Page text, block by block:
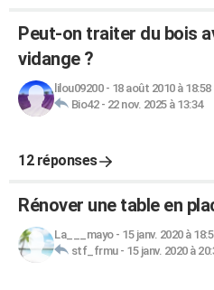
Peut-on traiter du bois
vidange ?
lilou09200- 18 août 2010 à 18:58
Bio42- 22 nov. 2025 à 13:34
12 réponses
Rénover une table en
La___mayo- 15 janv. 2020 à
stf_frmu- 15 janv. 2020 à